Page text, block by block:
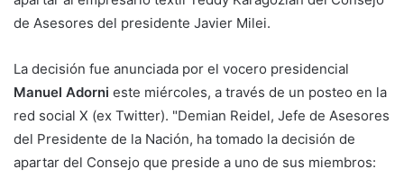
de Asesores del presidente Javier Milei.
La decisión fue anunciada por el vocero presidencial
Manuel Adorni este miércoles, a través de un posteo en la
red social X (ex Twitter). "Demian Reidel, Jefe de Asesores
del Presidente de la Nación, ha tomado la decisión de
apartar del Consejo que preside a uno de sus miembros: